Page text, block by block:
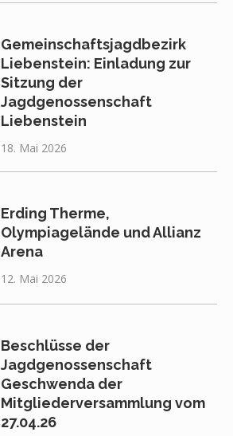
Gemeinschaftsjagdbezirk
Liebenstein: Einladung zur
Sitzung der
Jagdgenossenschaft
Liebenstein
18. Mai 2026
Erding Therme,
Olympiagelände und Allianz
Arena
12. Mai 2026
Beschlüsse der
Jagdgenossenschaft
Geschwenda der
Mitgliederversammlung vom
27.04.26